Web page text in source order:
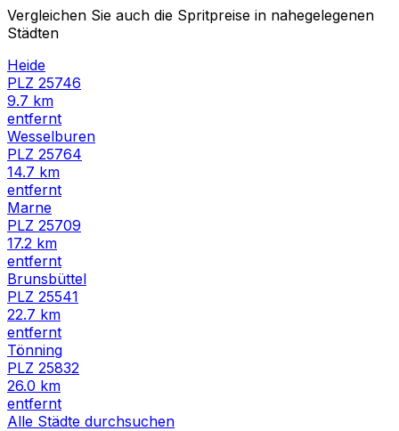
Vergleichen Sie auch die Spritpreise in nahegelegenen
Städten
Heide
PLZ 25746
9.7 km
entfernt
Wesselburen
PLZ 25764
14.7 km
entfernt
Marne
PLZ 25709
17.2 km
entfernt
Brunsbüttel
PLZ 25541
22.7 km
entfernt
Tönning
PLZ 25832
26.0 km
entfernt
Alle Städte durchsuchen